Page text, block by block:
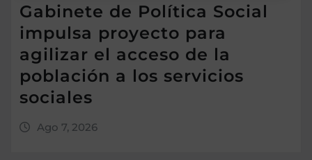
Gabinete de Política Social
impulsa proyecto para
agilizar el acceso de la
población a los servicios
sociales
Ago 7, 2026